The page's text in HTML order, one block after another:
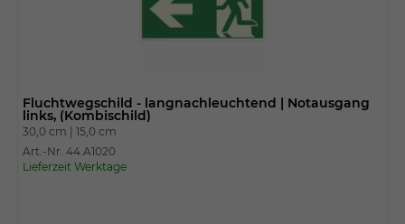
Fluchtwegschild - langnachleuchtend | Notausgang
links, (Kombischild)
30,0 cm | 15,0 cm
Art.-Nr. 44.A1020
Lieferzeit Werktage